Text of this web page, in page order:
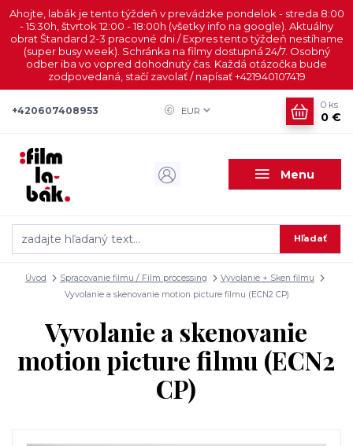
Ahojte, labák je tento týždeň v prevádzke pondelok - streda 8:00
- 15:30h, štvrtok 12:00 - 18:00h (všetky info na google). Aktuálny
obrat Štandard 2-3 pracovné dni / Expres tento týždeň nestíhame
(super busy week). Schránka na filmy dostupná 24/7. Osobný
odber iba vo vopred dohodnutý čas. Každá otázočka bude
zodpovedaná, stačí zavolať / napísať +421940107419
Menu
EUR
Hľadať
+420607408953
0 ks
0 €
Úvod Spracovanie filmu / Film processing
Vyvolanie + Sken filmu
Vyvolanie a skenovanie motion picture filmu (ECN2 CP)
Vyvolanie a skenovanie
motion picture filmu (ECN2
CP)